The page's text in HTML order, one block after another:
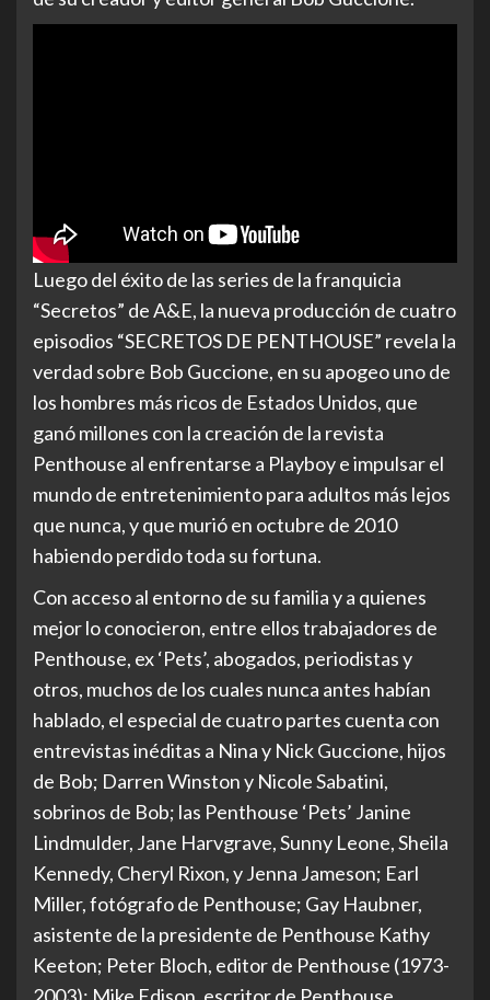
Luego del éxito de las series de la franquicia
“Secretos” de A&E, la nueva producción de cuatro
episodios “SECRETOS DE PENTHOUSE” revela la
verdad sobre Bob Guccione, en su apogeo uno de
los hombres más ricos de Estados Unidos, que
ganó millones con la creación de la revista
Penthouse al enfrentarse a Playboy e impulsar el
mundo de entretenimiento para adultos más lejos
que nunca, y que murió en octubre de 2010
habiendo perdido toda su fortuna.
Con acceso al entorno de su familia y a quienes
mejor lo conocieron, entre ellos trabajadores de
Penthouse, ex ‘Pets’, abogados, periodistas y
otros, muchos de los cuales nunca antes habían
hablado, el especial de cuatro partes cuenta con
entrevistas inéditas a Nina y Nick Guccione, hijos
de Bob; Darren Winston y Nicole Sabatini,
sobrinos de Bob; las Penthouse ‘Pets’ Janine
Lindmulder, Jane Harvgrave, Sunny Leone, Sheila
Kennedy, Cheryl Rixon, y Jenna Jameson; Earl
Miller, fotógrafo de Penthouse; Gay Haubner,
asistente de la presidente de Penthouse Kathy
Keeton; Peter Bloch, editor de Penthouse (1973-